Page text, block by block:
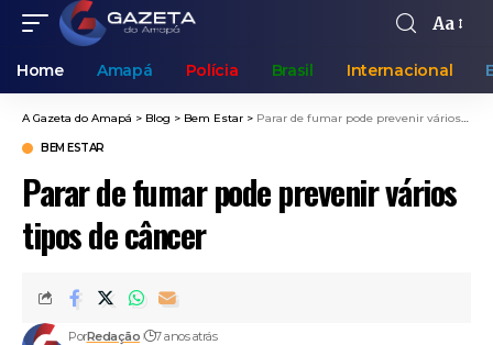
Aa
Home Amapá Polícia Brasil Internacional
A Gazeta do Amapá > Blog > Bem Estar > Parar de fumar pode prevenir vários tipos de câncer
BEM ESTAR
Parar de fumar pode prevenir vários
tipos de câncer
PorRedação 7 anos atrás